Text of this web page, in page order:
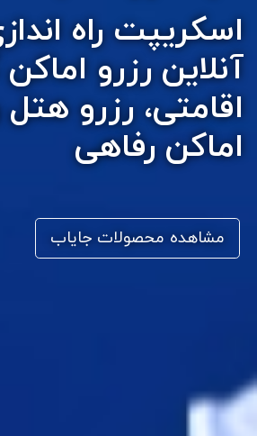
اسکریپت راه
آنلاین رزرو
اقامتی، رزرو
اماکن رفاهی
مشاهده محصولات جایاب